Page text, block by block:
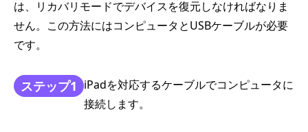
は、リカバリモードでデバイスを復元しなければなりま
せん。この方法にはコンピュータとUSBケーブルが必要
です。
ステップ1 iPadを対応するケーブルでコンピュータに
接続します。